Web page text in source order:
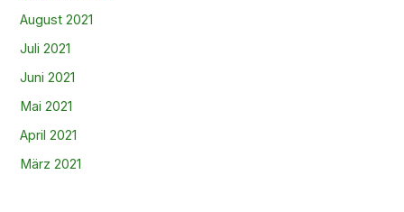
August 2021
Juli 2021
Juni 2021
Mai 2021
April 2021
März 2021